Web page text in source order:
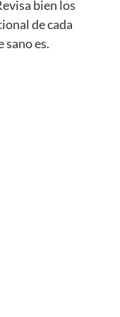
bien los
de cada
sano es.